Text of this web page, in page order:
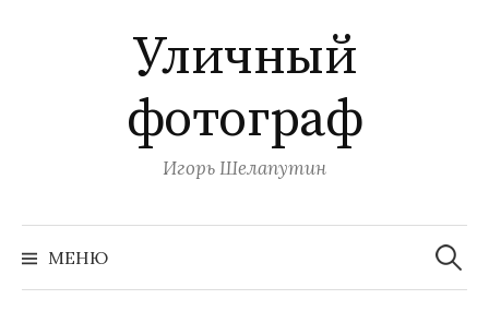
к
с
Уличный
фотограф
Игорь Шелапутин
МЕНЮ а
й